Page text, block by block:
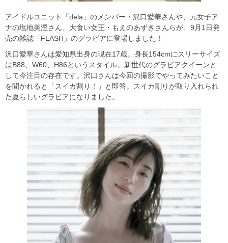
アイドルユニット「dela」のメンバー・沢口愛華さんや、元女子ア
ナの塩地美澄さん、大食い女王・もえのあずきさんらが、9月1日発
売の雑誌「FLASH」のグラビアに登場しました！
沢口愛華さんは愛知県出身の現在17歳。身長154cmにスリーサイズ
はB88、W60、H86というスタイル。新世代のグラビアクイーンと
して今注目の存在です。沢口さんは今回の撮影でやってみたいこと
を聞かれると「スイカ割り！」と即答。スイカ割りが取り入れられ
た夏らしいグラビアになりました。